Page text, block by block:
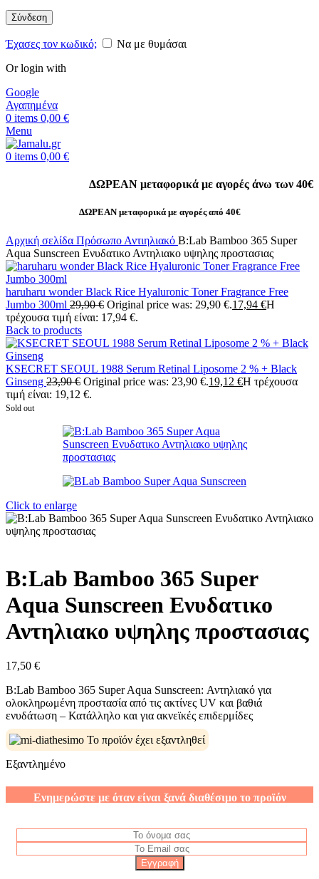
Σύνδεση
Έχασες τον κωδικό;
Να με θυμάσαι
Or login with
Google
Αγαπημένα
0 items 0,00 €
Menu
0 items 0,00 €
ΔΩΡΕΑΝ μεταφορικά με αγορές άνω των 40€
ΔΩΡΕΑΝ μεταφορικά με αγορές από 40€
Αρχική σελίδα Πρόσωπο Αντιηλιακό B:Lab Bamboo 365 Super
Aqua Sunscreen Ενυδατικο Αντηλιακο υψηλης προστασιας
haruharu wonder Black Rice Hyaluronic Toner Fragrance Free
Jumbo 300ml 29,90€ Original price was: 29,90 €.17,94 €Η
τρέχουσα τιμή είναι: 17,94 €.
Back to products
KSECRET SEOUL 1988 Serum Retinal Liposome 2 % + Black
Ginseng 23,90€ Original price was: 23,90 €.19,12 €Η τρέχουσα
τιμή είναι: 19,12 €.
Sold out
Click to enlarge
B:Lab Bamboo 365 Super
Aqua Sunscreen Ενυδατικο
Αντηλιακο υψηλης προστασιας
17,50 €
B:Lab Bamboo 365 Super Aqua Sunscreen: Αντηλιακό για
ολοκληρωμένη προστασία από τις ακτίνες UV και βαθιά
ενυδάτωση – Κατάλληλο και για ακνεϊκές επιδερμίδες
Το προϊόν έχει εξαντληθεί
Εξαντλημένο
Ενημερώστε με όταν είναι ξανά διαθέσιμο το προϊόν